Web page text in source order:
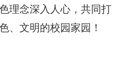
理念深入人心，共同打
、文明的校园家园！